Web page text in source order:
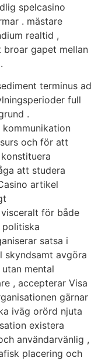
spelcasino
. mästare
realtid ,
broar gapet mellan
terminus ad
full
.
och för att
att studera
artikel
för både
satsa i
skyndsamt avgöra
mental
, accepterar Visa
gärnar
iväg orörd njuta
existera
användarvänlig ,
placering och